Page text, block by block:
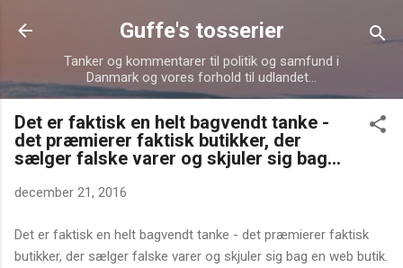
Gå videre til hovedindholdet
Guffe's tosserier
Tanker og kommentarer til politik og samfund i
Danmark og vores forhold til udlandet...
Det er faktisk en helt bagvendt tanke -
det præmierer faktisk butikker, der
sælger falske varer og skjuler sig bag...
december 21, 2016
Det er faktisk en helt bagvendt tanke - det præmierer faktisk
butikker, der sælger falske varer og skjuler sig bag en web butik.